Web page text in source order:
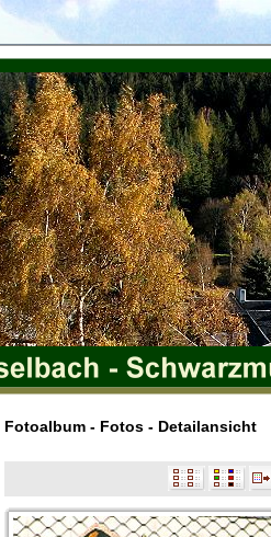
Fotoalbum - Fotos - Detailansicht